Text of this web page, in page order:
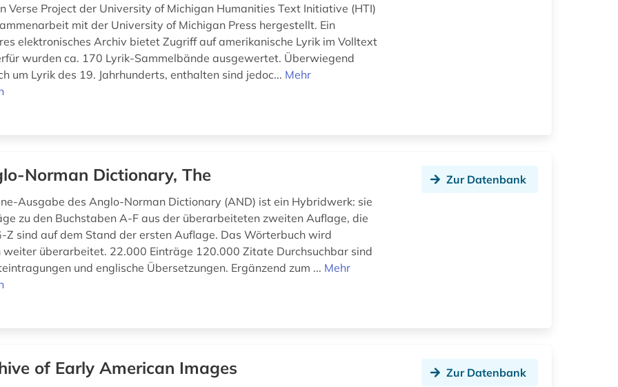
Verse Project der University of Michigan Humanities Text Initiative (HTI)
mit der University of Michigan Press hergestellt. Ein
elektronisches Archiv bietet Zugriff auf amerikanische Lyrik im Volltext
wurden ca. 170 Lyrik-Sammelbände ausgewertet. Überwiegend
um Lyrik des 19. Jahrhunderts, enthalten sind jedoc... Mehr
Norman Dictionary, The
Ausgabe des Anglo-Norman Dictionary (AND) ist ein Hybridwerk: sie
zu den Buchstaben A-F aus der überarbeiteten zweiten Auflage, die
Z sind auf dem Stand der ersten Auflage. Das Wörterbuch wird
weiter überarbeitet. 22.000 Einträge 120.000 Zitate Durchsuchbar sind
und englische Übersetzungen. Ergänzend zum ... Mehr
Zur Datenbank
of Early American Images Zur Datenbank